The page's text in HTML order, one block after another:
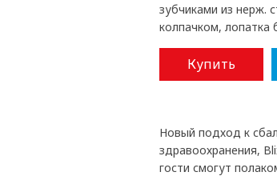
зубчиками из нерж.
колпачком, лопатка
Купить
Новый подход к
здравоохранения,
гости смогут